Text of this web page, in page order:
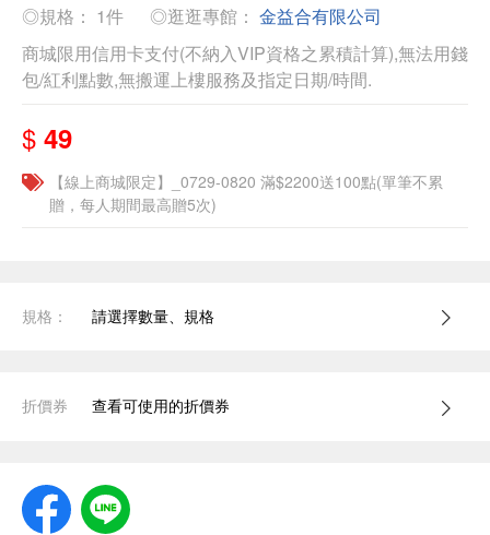
◎規格： 1件 ◎逛逛專館： 金益合有限公司
商城限用信用卡支付(不納入VIP資格之累積計算),無法用錢
包/紅利點數,無搬運上樓服務及指定日期/時間.
$ 49
【線上商城限定】_0729-0820 滿$2200送100點(單筆不累
贈，每人期間最高贈5次)
規格： 請選擇數量、規格
折價券 查看可使用的折價券